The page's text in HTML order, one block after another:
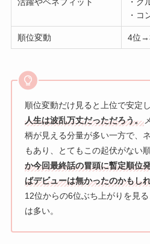
活躍やベネフィット
・グ
・コ
順位変動 4位
順位変動だけ見ると上位で安定
人生は波乱万丈だっただろう。
柄が見える分量が多い一方で、
もあり、とてもこの起伏がない
か今回最終話の冒頭に暫定順位
ばデビューは無かったのかもし
12位からの6位ぶち上がりを見
は多い。